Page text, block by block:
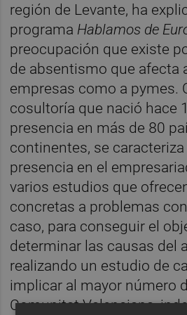
región de Levante, ha
programa Hablamos de
preocupación que existe
de absentismo que afecta
empresas como a pymes.
cosultoría que nació hace
presencia en más de 80
continentes, se
presencia en el
varios estudios que
concretas a problemas
caso, para conseguir el
determinar las causas del
realizando un estudio de
implicar al mayor número
Comunitat Valenciana,